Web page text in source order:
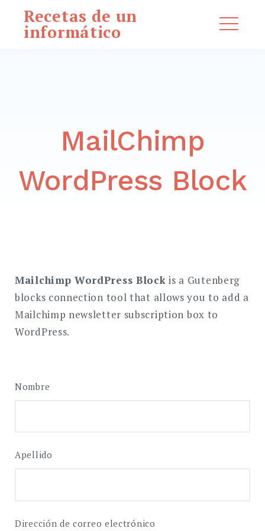
Saltar
contenido
Recetas de un
informático
MailChimp
WordPress Block
Mailchimp WordPress Block is a Gutenberg
blocks connection tool that allows you to add a
Mailchimp newsletter subscription box to
WordPress.
Nombre
Apellido
Dirección de correo electrónico